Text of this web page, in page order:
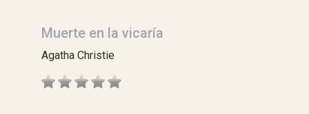
Muerte en la vicaría
Agatha Christie